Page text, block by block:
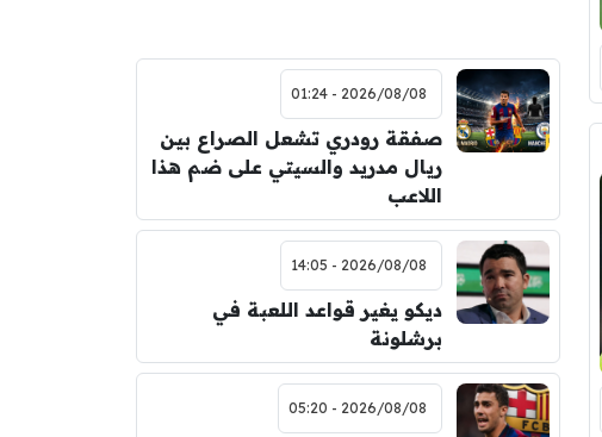
2026/08/08 - 01:24
صفقة رودري تشعل الصراع بين
ريال مدريد والسيتي على ضم هذا
اللاعب
2026/08/08 - 14:05
ديكو يغير قواعد اللعبة في
برشلونة
2026/08/08 - 05:20